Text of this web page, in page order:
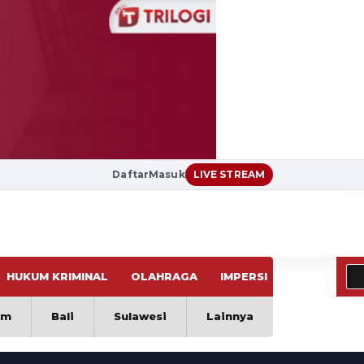
DaftarMasuk LIVE STREAM
HUKUM KRIMINAL OLAHRAGA IMPERSI
Bali Sulawesi Lainnya